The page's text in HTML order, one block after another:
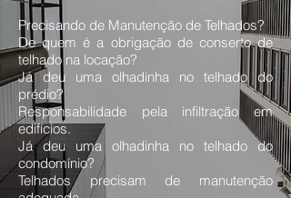
Precisando de Manutenção de Telhados?
De quem é a obrigação de conserto de
telhado na locação?
Já deu uma olhadinha no telhado do
prédio?
Responsabilidade pela infiltração em
edifícios.
Já deu uma olhadinha no telhado do
condomínio?
Telhados precisam de manutenção